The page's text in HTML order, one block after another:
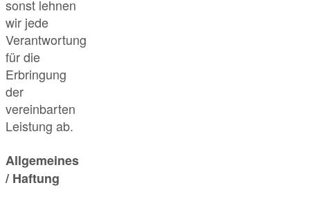
sonst lehnen
wir jede
Verantwortung
für die
Erbringung
der
vereinbarten
Leistung ab.
Allgemeines
/ Haftung